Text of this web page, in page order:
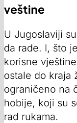
veštine
U Jugoslaviji
da rade. I, što
korisne
ostale do kraja
ograničeno na
hobije, koji su
rad rukama.